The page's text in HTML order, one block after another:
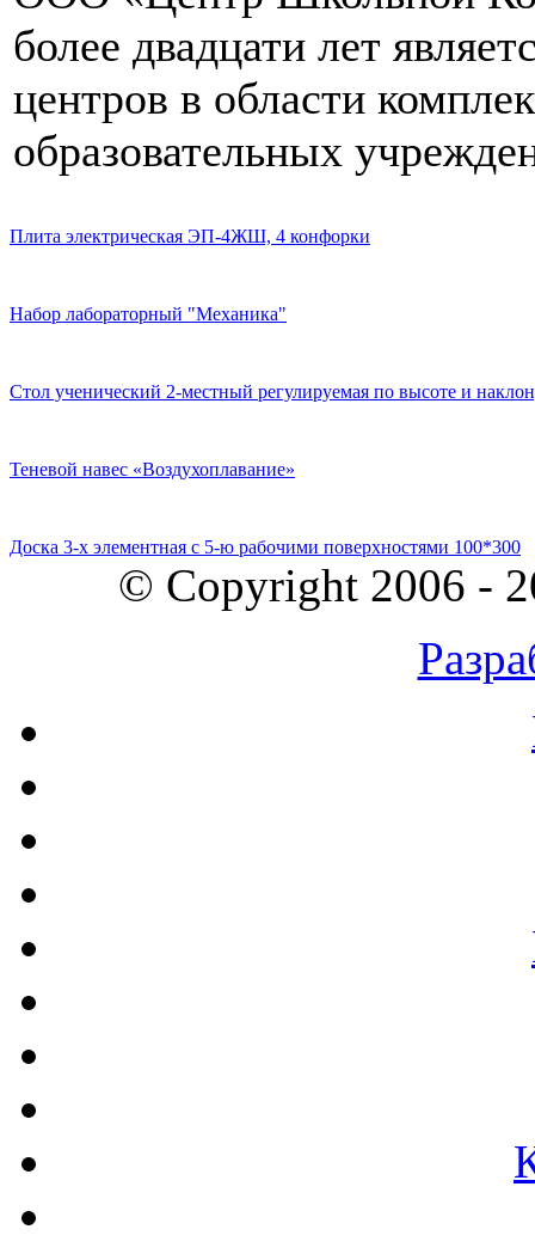
более двадцати лет
центров в области
образовательных
Плита электрическая ЭП-4ЖШ, 4 конфорки
Набор лабораторный "Механика"
Стол ученический 2-местный регулируемая по высоте и
Теневой навес «Воздухоплавание»
Доска 3-х элементная с 5-ю рабочими поверхностями 100*300
© Copyright 2006 -